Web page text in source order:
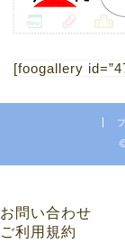
[foogallery
お問い合わせ
ご利用規約